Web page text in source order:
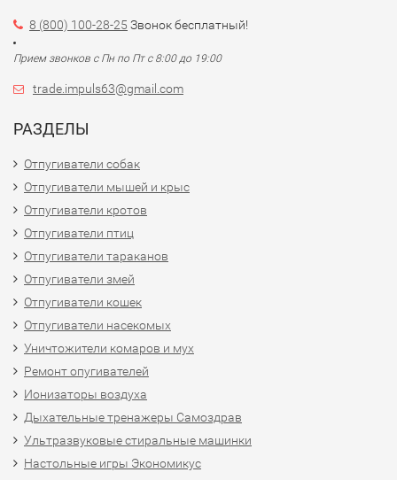
8 (800) 100-28-25 Звонок бесплатный!
Прием звонков с Пн по Пт с 8:00 до 19:00
trade.impuls63@gmail.com
РАЗДЕЛЫ
Отпугиватели собак
Отпугиватели мышей и крыс
Отпугиватели кротов
Отпугиватели птиц
Отпугиватели тараканов
Отпугиватели змей
Отпугиватели кошек
Отпугиватели насекомых
Уничтожители комаров и мух
Ремонт опугивателей
Ионизаторы воздуха
Дыхательные тренажеры Самоздрав
Ультразвуковые стиральные машинки
Настольные игры Экономикус